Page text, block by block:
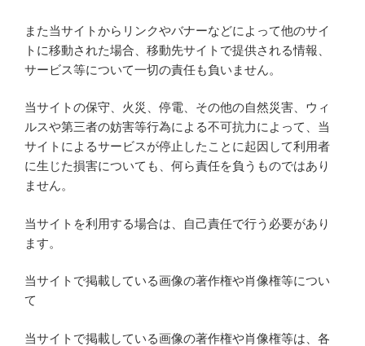
また当サイトからリンクやバナーなどによって他のサイ
トに移動された場合、移動先サイトで提供される情報、
サービス等について一切の責任も負いません。
当サイトの保守、火災、停電、その他の自然災害、ウィ
ルスや第三者の妨害等行為による不可抗力によって、当
サイトによるサービスが停止したことに起因して利用者
に生じた損害についても、何ら責任を負うものではあり
ません。
当サイトを利用する場合は、自己責任で行う必要があり
ます。
当サイトで掲載している画像の著作権や肖像権等につい
て
当サイトで掲載している画像の著作権や肖像権等は、各